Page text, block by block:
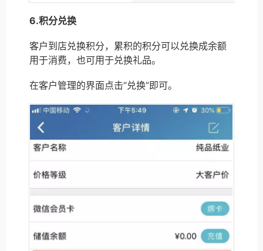
6.积分兑换
客户到店兑换积分，累积的积分可以兑换成余额
用于消费，也可用于兑换礼品。
在客户管理的界面点击“兑换”即可。